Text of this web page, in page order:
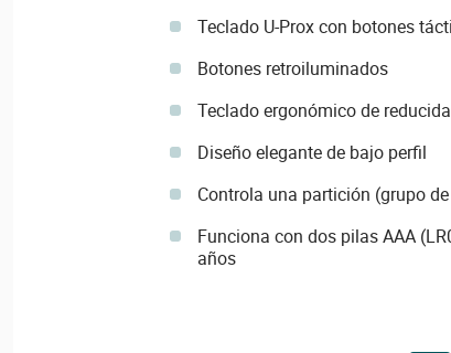
Teclado U-Prox con botones
Botones retroiluminados
Teclado ergonómico de
Diseño elegante de bajo perfil
Controla una partición (grupo
Funciona con dos pilas AAA
años